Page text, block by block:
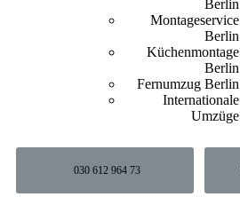
Berlin
Montageservice
Berlin
Küchenmontage
Berlin
Fernumzug Berlin
Internationale
Umzüge
030 612 964 73